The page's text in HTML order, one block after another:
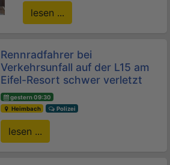
lesen ...
Rennradfahrer bei
Verkehrsunfall auf der L15 am
Eifel-Resort schwer verletzt
gestern 09:30
Heimbach
Polizei
lesen ...